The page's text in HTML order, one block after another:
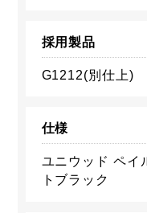
採用製品
G1212(別仕上)
仕様
ユニウッド ペイ
トブラック